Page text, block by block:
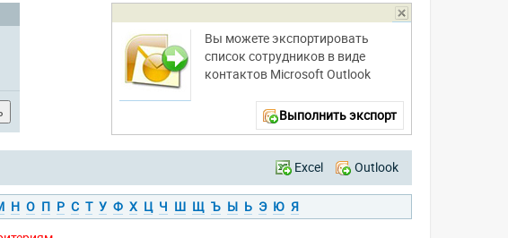
Вы можете экспортировать
список сотрудников в виде
контактов Microsoft Outlook
Выполнить экспорт
Excel Outlook
Н О П Р С Т У Ф Х Ц Ч Ш Щ Ъ Ы Ь Э Ю Я